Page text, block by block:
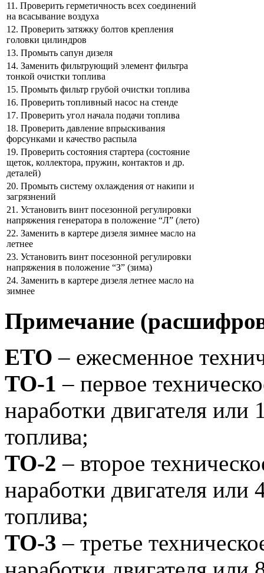
11. Проверить герметичность всех соединений
на всасывание воздуха
12. Проверить затяжку болтов крепления
головки цилиндров
13. Промыть сапун дизеля
14. Заменить фильтрующий элемент фильтра
тонкой очистки топлива
15. Промыть фильтр грубой очистки топлива
16. Проверить топливный насос на стенде
17. Проверить угол начала подачи топлива
18. Проверить давление впрыскивания
форсунками и качество распыла
19. Проверить состояния стартера (состояние
щеток, коллектора, пружин, контактов и др.
деталей)
20. Промыть систему охлаждения от накипи и
загрязнений
21. Установить винт посезонной регулировки
напряжения генератора в положение “Л” (лето)
22. Заменить в картере дизеля зимнее масло на
летнее
23. Установить винт посезонной регулировки
напряжения в положение “З” (зима)
24. Заменить в картере дизеля летнее масло на
зимнее
Примечание
ЕТО – ежесменное
ТО-1 – первое
наработки двигателя или
топлива;
ТО-2 – второе
наработки двигателя или
топлива;
ТО-3 – третье